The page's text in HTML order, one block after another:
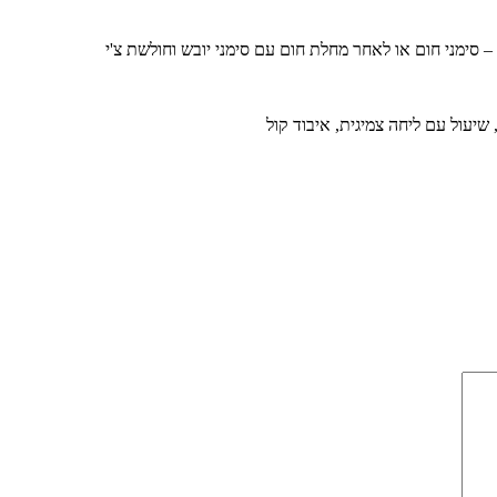
– סימני חום או לאחר מחלת חום עם סימני יובש וחולשת צ'י
עם ליחה צמיגית, איבוד קול